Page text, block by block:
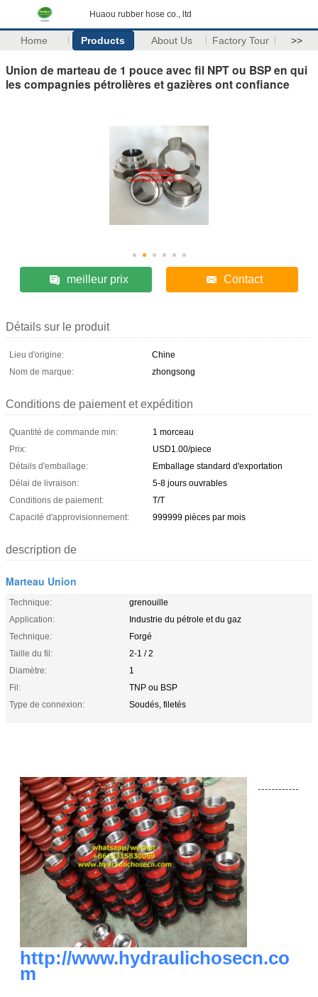
Huaou rubber hose co., ltd
Home Products About Us Factory Tour >>
Union de marteau de 1 pouce avec fil NPT ou BSP en qui
les compagnies pétrolières et gazières ont confiance
meilleur prix Contact
Détails sur le produit
Lieu d'origine:
Chine
Nom de marque:
zhongsong
Conditions de paiement et expédition
Quantité de commande min:
1 morceau
Prix:
USD1.00/piece
Détails d'emballage:
Emballage standard d'exportation
Délai de livraison:
5-8 jours ouvrables
Conditions de paiement:
T/T
Capacité d'approvisionnement:
999999 pièces par mois
description de
Marteau Union
Technique:
grenouille
Application:
Industrie du pétrole et du gaz
Technique:
Forgé
Taille du fil:
2-1 / 2
Diamètre:
1
Fil:
TNP ou BSP
Type de connexion:
Soudés, filetés
http://www.hydraulichosecn.co
m